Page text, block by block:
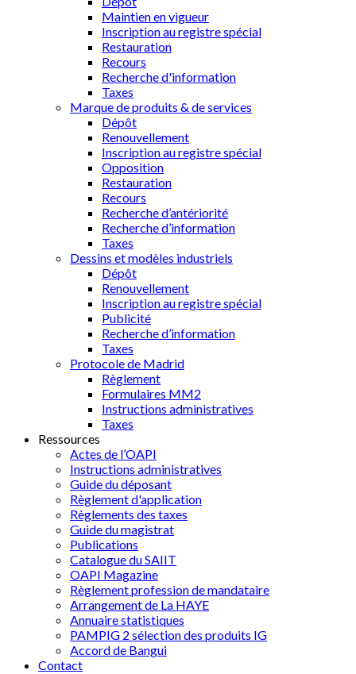
Maintien en vigueur
Inscription au registre spécial
Restauration
Recours
Recherche d'information
Taxes
Marque de produits & de services
Dépôt
Renouvellement
Inscription au registre spécial
Opposition
Restauration
Recours
Recherche d’antériorité
Recherche d’information
Taxes
Dessins et modèles industriels
Dépôt
Renouvellement
Inscription au registre spécial
Publicité
Recherche d’information
Taxes
Protocole de Madrid
Règlement
Formulaires MM2
Instructions administratives
Taxes
Ressources
Actes de l’OAPI
Instructions administratives
Guide du déposant
Règlement d'application
Règlements des taxes
Guide du magistrat
Publications
Catalogue du SAIIT
OAPI Magazine
Règlement profession de mandataire
Arrangement de La HAYE
Annuaire statistiques
PAMPIG 2 sélection des produits IG
Accord de Bangui
Contact